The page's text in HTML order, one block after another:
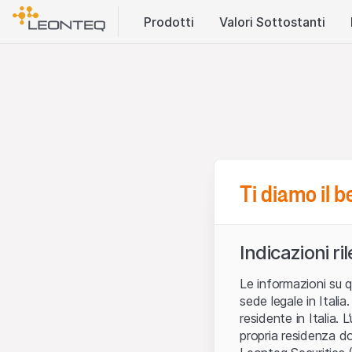
Prodotti Valori Sottostanti
Ti diamo il
Indicazioni
Le informazioni su
sede legale in
residente in Italia.
propria residenza